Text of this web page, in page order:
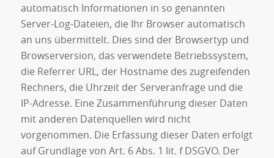
automatisch Informationen in so genannten
Server-Log-Dateien, die Ihr Browser automatisch
an uns übermittelt. Dies sind der Browsertyp und
Browserversion, das verwendete Betriebssystem,
die Referrer URL, der Hostname des zugreifenden
Rechners, die Uhrzeit der Serveranfrage und die
IP-Adresse. Eine Zusammenführung dieser Daten
mit anderen Datenquellen wird nicht
vorgenommen. Die Erfassung dieser Daten erfolgt
auf Grundlage von Art. 6 Abs. 1 lit. f DSGVO. Der